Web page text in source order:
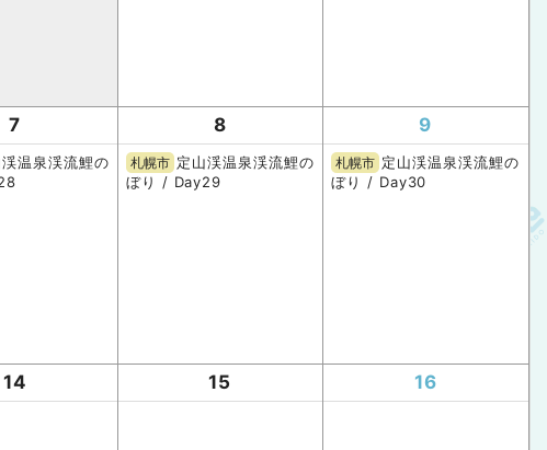
7
温泉渓流鯉の
8
札幌市 定山渓温泉渓流鯉の
ぼり / Day29
9
札幌市 定山渓温泉渓流鯉の
ぼり / Day30
14 15 16